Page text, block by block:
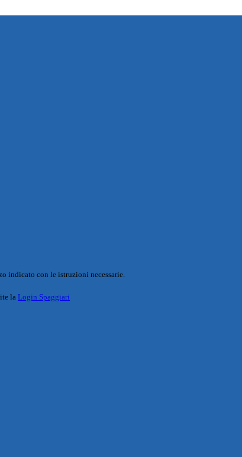
indicato con le istruzioni necessarie.
la Login Spaggiari